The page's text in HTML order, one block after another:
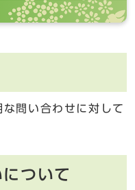
問い合わせに対して
ついて